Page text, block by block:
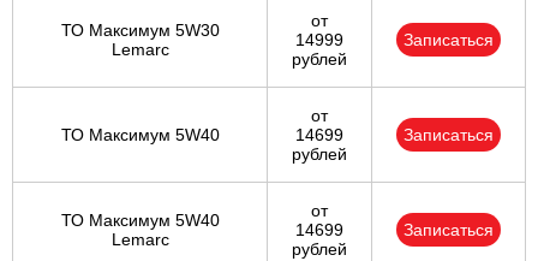
ТО Максимум 5W30
Lemarc
от
14999
рублей
Записаться
ТО Максимум 5W40
от
14699
рублей
Записаться
ТО Максимум 5W40
Lemarc
от
14699
рублей
Записаться